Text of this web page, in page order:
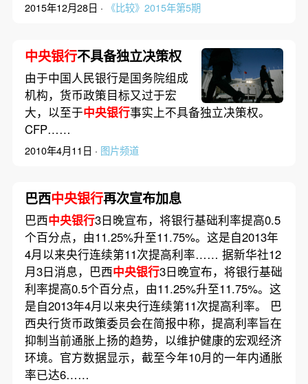
2015年12月28日 · 《比较》2015年第5期
中央银行不具备独立决策权
由于中国人民银行是国务院组成
机构，货币政策目标又过于宏
大，以至于中央银行事实上不具备独立决策权。
CFP……
2010年4月11日 · 图片频道
巴西中央银行再次宣布加息
巴西中央银行3日晚宣布，将银行基础利率提高0.5
个百分点，由11.25%升至11.75%。这是自2013年
4月以来央行连续第11次提高利率…… 据新华社12
月3日消息，巴西中央银行3日晚宣布，将银行基础
利率提高0.5个百分点，由11.25%升至11.75%。这
是自2013年4月以来央行连续第11次提高利率。 巴
西央行货币政策委员会在简报中称，提高利率旨在
抑制当前通胀上扬的趋势，以维护健康的宏观经济
环境。官方数据显示，截至今年10月的一年内通胀
率已达6……